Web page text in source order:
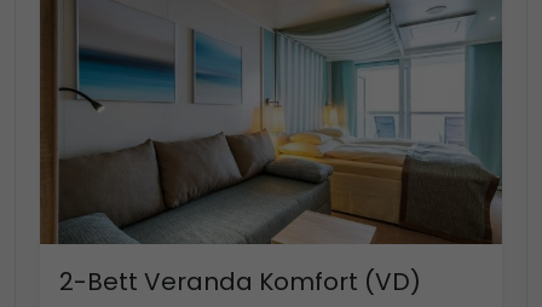
2-Bett Veranda Komfort (VD)